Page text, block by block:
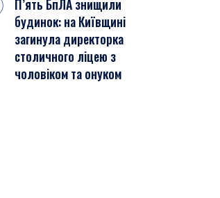
П’ять БпЛА знищили
будинок: на Київщині
загинула директорка
столичного ліцею з
чоловіком та онуком